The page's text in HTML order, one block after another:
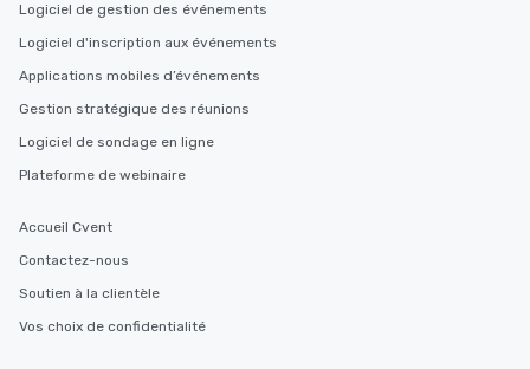
Logiciel de gestion des événements
Logiciel d'inscription aux événements
Applications mobiles d’événements
Gestion stratégique des réunions
Logiciel de sondage en ligne
Plateforme de webinaire
Accueil Cvent
Contactez-nous
Soutien à la clientèle
Vos choix de confidentialité